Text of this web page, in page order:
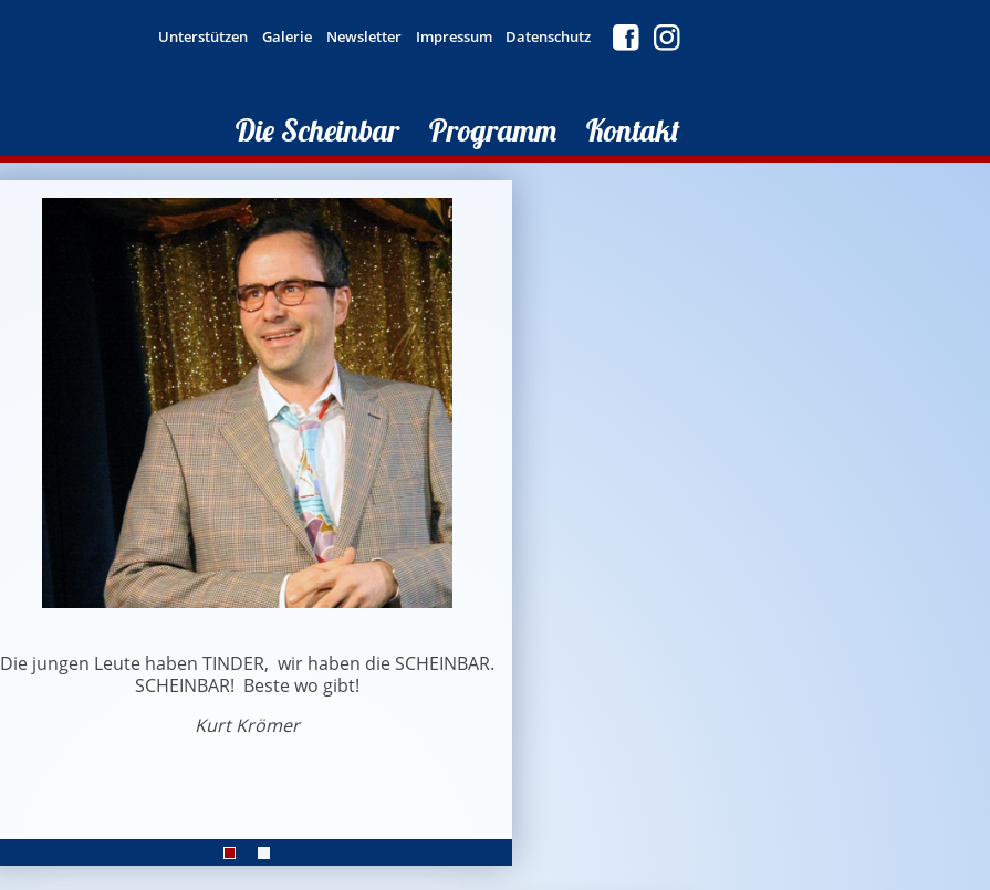
Die Scheinbar Programm Kontakt
Unterstützen Galerie Newsletter Impressum Datenschutz
Die jungen Leute haben TINDER, wir haben die SCHEINBAR.
SCHEINBAR! Beste wo gibt!
Kurt Krömer